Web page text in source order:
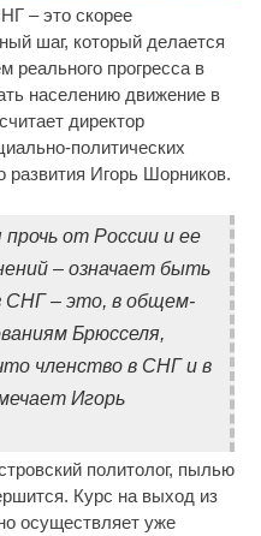
– это скорее
шаг, который делается
реального прогресса в
населению движение в
директор
политических
развития Игорь Шорников.
от России и ее
– означает быть
СНГ – это, в общем-
Брюсселя,
членство в СНГ и в
Игорь
политолог, пылью
Курс на выход из
осуществляет уже
Видео не оставит
i
вас без слов!
но вы будете в шоке